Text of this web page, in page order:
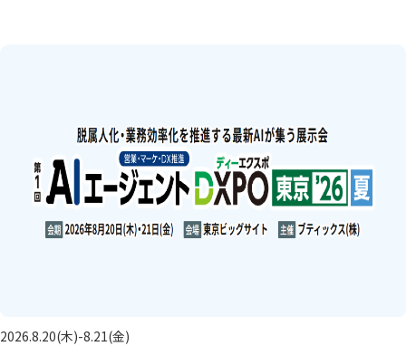
2026.8.20(木)-8.21(金)